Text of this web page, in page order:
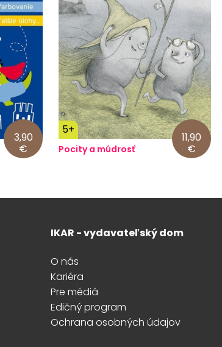
3,90
€
5+
11,90
€
Pocity a múdrosť
IKAR - vydavateľský dom
O nás
Kariéra
Pre médiá
Edičný program
Ochrana osobných údajov